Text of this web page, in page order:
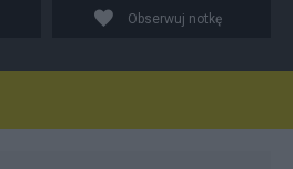
Obserwuj notkę